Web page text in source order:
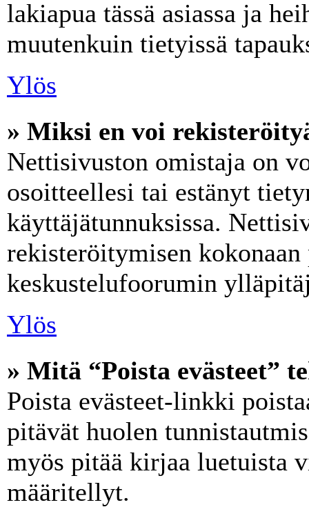
lakiapua tässä asiassa ja
muutenkuin tietyissä
Ylös
» Miksi en voi
Nettisivuston omistaja on
osoitteellesi tai estänyt
käyttäjätunnuksissa.
rekisteröitymisen
keskustelufoorumin
Ylös
» Mitä “Poista evästeet”
Poista evästeet-linkki
pitävät huolen
myös pitää kirjaa luetuista
määritellyt.